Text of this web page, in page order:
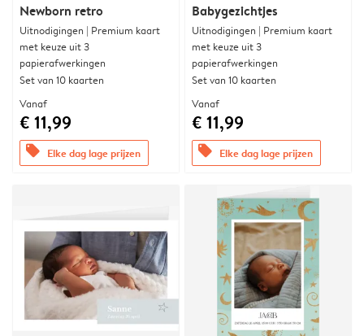
Newborn retro
Uitnodigingen | Premium kaart
met keuze uit 3
papierafwerkingen
Set van 10 kaarten
Vanaf
€ 11,99
offers Elke dag lage prijzen
Babygezichtjes
Uitnodigingen | Premium kaart
met keuze uit 3
papierafwerkingen
Set van 10 kaarten
Vanaf
€ 11,99
offers Elke dag lage prijzen